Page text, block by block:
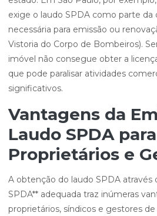
exige o laudo SPDA como parte
necessária para emissão ou
Vistoria do Corpo de Bombeiros).
imóvel não consegue obter a
que pode paralisar atividades
significativos.
Vantagens da
Laudo SPDA para
Proprietários e
A obtenção do laudo SPDA através
SPDA** adequada traz inúmeras
proprietários, síndicos e gestores